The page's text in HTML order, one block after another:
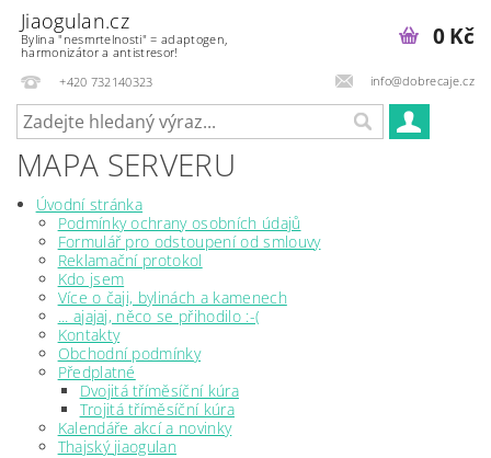
Jiaogulan.cz
Bylina "nesmrtelnosti" = adaptogen,
harmonizátor a antistresor!
+420 732140323
info@dobrecaje.cz
0 Kč
MAPA SERVERU
Úvodní stránka
Podmínky ochrany osobních údajů
Formulář pro odstoupení od smlouvy
Reklamační protokol
Kdo jsem
Více o čaji, bylinách a kamenech
... ajajaj, něco se přihodilo :-(
Kontakty
Obchodní podmínky
Předplatné
Dvojitá tříměsíční kúra
Trojitá tříměsíční kúra
Kalendáře akcí a novinky
Thajský jiaogulan